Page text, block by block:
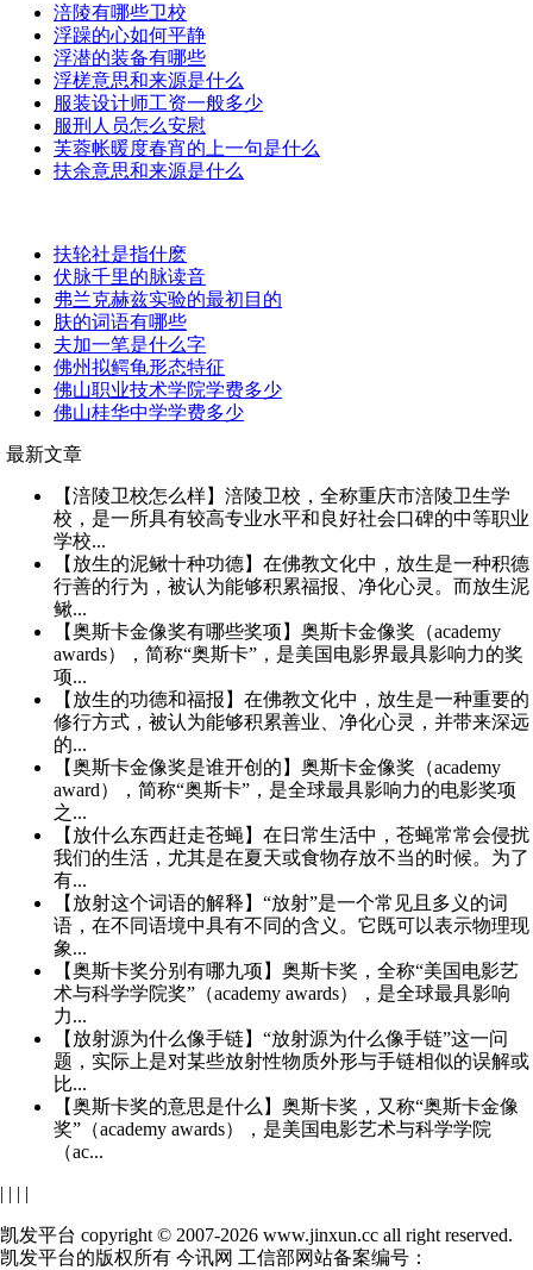
涪陵有哪些卫校
浮躁的心如何平静
浮潜的装备有哪些
浮槎意思和来源是什么
服装设计师工资一般多少
服刑人员怎么安慰
芙蓉帐暖度春宵的上一句是什么
扶余意思和来源是什么
扶轮社是指什麽
伏脉千里的脉读音
弗兰克赫兹实验的最初目的
肤的词语有哪些
夫加一笔是什么字
佛州拟鳄龟形态特征
佛山职业技术学院学费多少
佛山桂华中学学费多少
最新文章
【涪陵卫校怎么样】涪陵卫校，全称重庆市涪陵卫生学
校，是一所具有较高专业水平和良好社会口碑的中等职业
学校...
【放生的泥鳅十种功德】在佛教文化中，放生是一种积德
行善的行为，被认为能够积累福报、净化心灵。而放生泥
鳅...
【奥斯卡金像奖有哪些奖项】奥斯卡金像奖（academy
awards），简称“奥斯卡”，是美国电影界最具影响力的奖
项...
【放生的功德和福报】在佛教文化中，放生是一种重要的
修行方式，被认为能够积累善业、净化心灵，并带来深远
的...
【奥斯卡金像奖是谁开创的】奥斯卡金像奖（academy
award），简称“奥斯卡”，是全球最具影响力的电影奖项
之...
【放什么东西赶走苍蝇】在日常生活中，苍蝇常常会侵扰
我们的生活，尤其是在夏天或食物存放不当的时候。为了
有...
【放射这个词语的解释】“放射”是一个常见且多义的词
语，在不同语境中具有不同的含义。它既可以表示物理现
象...
【奥斯卡奖分别有哪九项】奥斯卡奖，全称“美国电影艺
术与科学学院奖”（academy awards），是全球最具影响
力...
【放射源为什么像手链】“放射源为什么像手链”这一问
题，实际上是对某些放射性物质外形与手链相似的误解或
比...
【奥斯卡奖的意思是什么】奥斯卡奖，又称“奥斯卡金像
奖”（academy awards），是美国电影艺术与科学学院
（ac...
| | | |
凯发平台 copyright © 2007-2026 www.jinxun.cc all right reserved.
凯发平台的版权所有 今讯网 工信部网站备案编号：